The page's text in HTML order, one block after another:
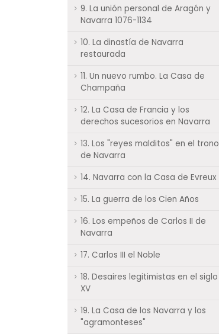
9. La unión personal de Aragón y
Navarra 1076-1134
10. La dinastía de Navarra
restaurada
11. Un nuevo rumbo. La Casa de
Champaña
12. La Casa de Francia y los
derechos sucesorios en Navarra
13. Los "reyes malditos" en el trono
de Navarra
14. Navarra con la Casa de Evreux
15. La guerra de los Cien Años
16. Los empeños de Carlos II de
Navarra
17. Carlos III el Noble
18. Desaires legitimistas en el siglo
XV
19. La Casa de los Navarra y los
"agramonteses"